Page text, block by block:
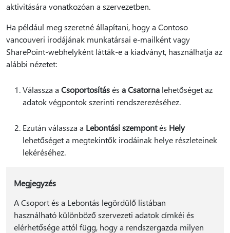
aktivitására vonatkozóan a szervezetben.
Ha például meg szeretné állapítani, hogy a Contoso
vancouveri irodájának munkatársai e-mailként vagy
SharePoint-webhelyként látták-e a kiadványt, használhatja az
alábbi nézetet:
Válassza a Csoportosításés a Csatorna lehetőséget az
adatok végpontok szerinti rendszerezéséhez.
Ezután válassza a Lebontási szempontés Hely
lehetőséget a megtekintők irodáinak helye részleteinek
lekéréséhez.
Megjegyzés
A Csoport és a Lebontás legördülő listában
használható különböző szervezeti adatok címkéi és
elérhetősége attól függ, hogy a rendszergazda milyen